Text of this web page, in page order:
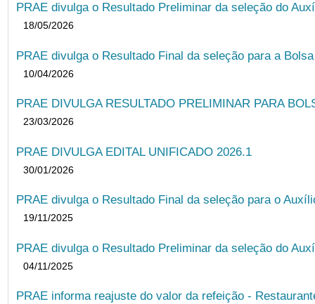
PRAE divulga o Resultado Preliminar da seleção do
18/05/2026
PRAE divulga o Resultado Final da seleção para a
10/04/2026
PRAE DIVULGA RESULTADO PRELIMINAR PARA
23/03/2026
PRAE DIVULGA EDITAL UNIFICADO 2026.1
30/01/2026
PRAE divulga o Resultado Final da seleção para o
19/11/2025
PRAE divulga o Resultado Preliminar da seleção do
04/11/2025
PRAE informa reajuste do valor da refeição -